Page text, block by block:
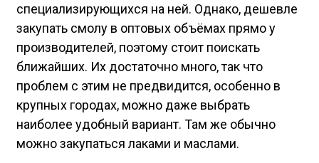
специализирующихся на ней. Однако, дешевле
закупать смолу в оптовых объёмах прямо у
производителей, поэтому стоит поискать
ближайших. Их достаточно много, так что
проблем с этим не предвидится, особенно в
крупных городах, можно даже выбрать
наиболее удобный вариант. Там же обычно
можно закупаться лаками и маслами.